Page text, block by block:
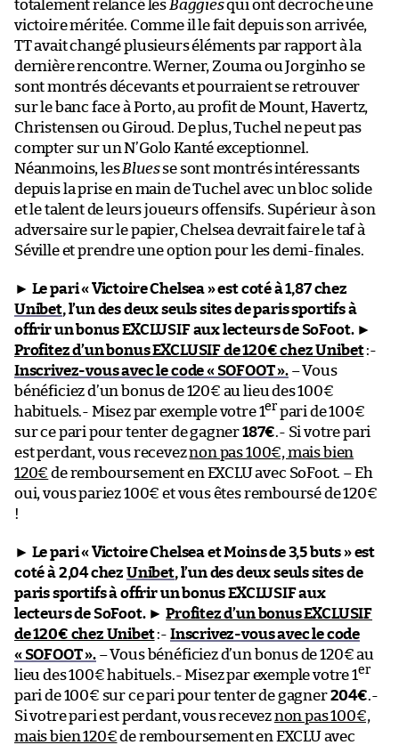
totalement relancé les Baggiesqui ont décroché une
victoire méritée. Comme il le fait depuis son arrivée,
TT avait changé plusieurs éléments par rapport à la
dernière rencontre. Werner, Zouma ou Jorginho se
sont montrés décevants et pourraient se retrouver
sur le banc face à Porto, au profit de Mount, Havertz,
Christensen ou Giroud. De plus, Tuchel ne peut pas
compter sur un N’Golo Kanté exceptionnel.
Néanmoins, lesBluesse sont montrés intéressants
depuis la prise en main de Tuchel avec un bloc solide
et le talent de leurs joueurs offensifs. Supérieur à son
adversaire sur le papier, Chelsea devrait faire le taf à
Séville et prendre une option pour les demi-finales.
► Le pari « Victoire Chelsea » est coté à 1,87 chez
Unibet, l’un des deux seuls sites de paris sportifs à
offrir un bonus EXCLUSIF aux lecteurs de SoFoot.►
Profitez d’un bonus EXCLUSIF de 120€ chez Unibet:-
Inscrivez-vous avec le code « SOFOOT ».– Vous
bénéficiez d’un bonus de 120€ au lieu des 100€
habituels.- Misez par exemple votre 1er pari de 100€
sur ce pari pour tenter de gagner187€.- Si votre pari
est perdant, vous receveznon pas 100€, mais bien
120€ de remboursement en EXCLU avec SoFoot. – Eh
oui, vous pariez 100€ et vous êtes remboursé de 120€
!
► Le pari « Victoire Chelsea et Moins de 3,5 buts » est
coté à 2,04 chez Unibet, l’un des deux seuls sites de
paris sportifs à offrir un bonus EXCLUSIF aux
lecteurs de SoFoot.►Profitez d’un bonus EXCLUSIF
de 120€ chez Unibet:- Inscrivez-vous avec le code
« SOFOOT ». – Vous bénéficiez d’un bonus de 120€ au
lieu des 100€ habituels.- Misez par exemple votre 1er
pari de 100€ sur ce pari pour tenter de gagner204€.-
Si votre pari est perdant, vous receveznon pas 100€,
mais bien 120€de remboursement en EXCLU avec